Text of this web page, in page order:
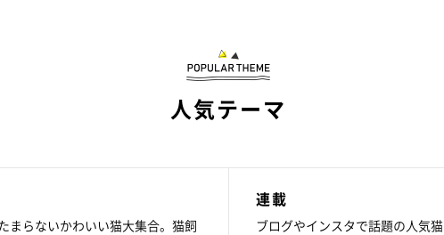
人気テーマ
まらないかわいい猫大集合。猫飼
連載
ブログやインスタで話題の人気